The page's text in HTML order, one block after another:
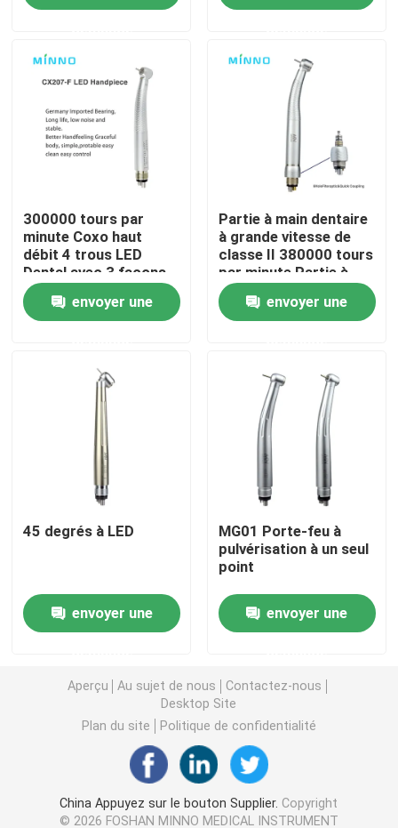
Visite d'usine
Contrôle de la qualité
Demande de soumission
Produits médicaux dentaires
Dentistique à main à grande vitesse
Micromotrice dentaire
air dentaire prophy
Machine d'implant dentaire
Produits endodontiques
Machine de traitement de la lumière dentaire
300000 tours par
minute Coxo haut
débit 4 trous LED
Dental avec 3 façons
de pulvérisation
envoyer une
Partie à main dentaire
à grande vitesse de
classe II 380000 tours
par minute Partie à
main aéromotrice
avec LEDenvoyer une
45 degrés à LED
envoyer une
MG01 Porte-feu à
pulvérisation à un seul
point
envoyer une
Aperçu Au sujet de nous
Contactez-nous
Desktop Site
Plan du site
Politique de confidentialité
China Appuyez sur le bouton Supplier. Copyright
© 2026 FOSHAN MINNO MEDICAL INSTRUMENT